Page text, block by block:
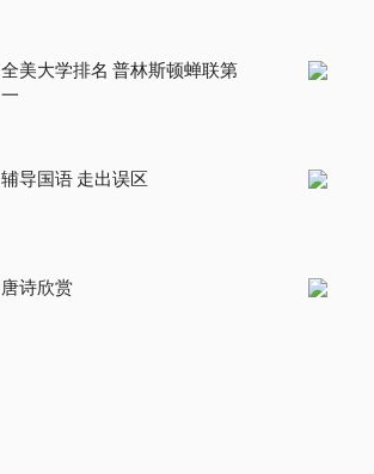
全美大学排名 普林斯顿蝉联第
一
辅导国语 走出误区
唐诗欣赏